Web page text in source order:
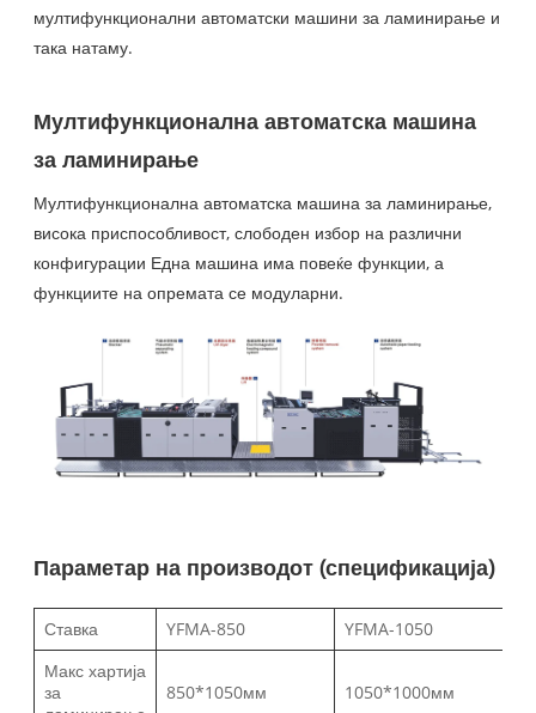
мултифункционални автоматски машини за ламинирање и
така натаму.
Мултифункционална автоматска машина
за ламинирање
Мултифункционална автоматска машина за ламинирање,
висока приспособливост, слободен избор на различни
конфигурации Една машина има повеќе функции, а
функциите на опремата се модуларни.
Параметар на производот (спецификација)
Ставка YFMA-850
YFMA-1050
Макс хартија
за
850*1050мм 1050*1000мм